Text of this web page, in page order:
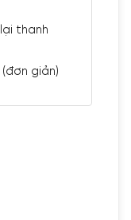
thanh
giản)